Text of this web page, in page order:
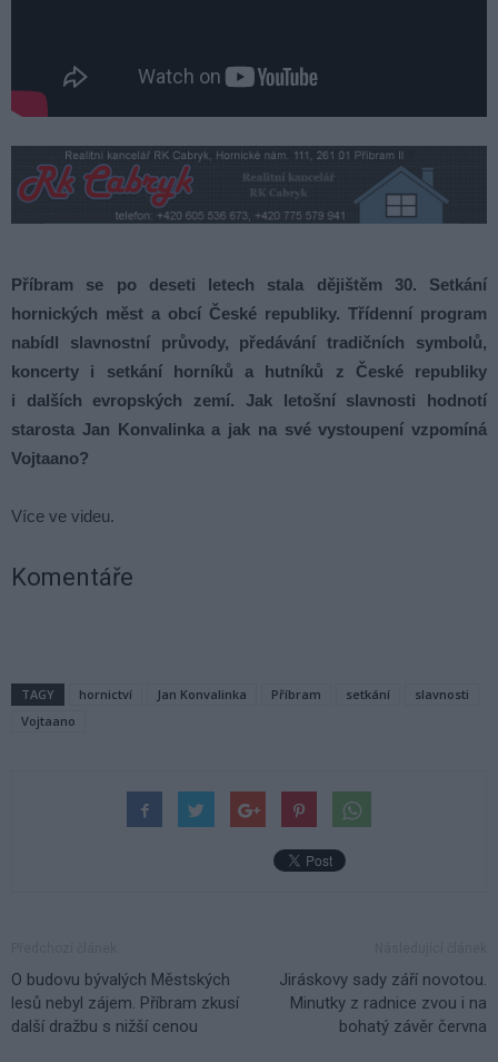
Příbram se po deseti letech stala dějištěm 30. Setkání
hornických měst a obcí České republiky. Třídenní program
nabídl slavnostní průvody, předávání tradičních symbolů,
koncerty i setkání horníků a hutníků z České republiky
i dalších evropských zemí. Jak letošní slavnosti hodnotí
starosta Jan Konvalinka a jak na své vystoupení vzpomíná
Vojtaano?
Více ve videu.
Komentáře
TAGY hornictví Jan Konvalinka Příbram setkání
slavnosti
Vojtaano
O budovu bývalých Městských
lesů nebyl zájem. Příbram zkusí
další dražbu s nižší cenou
Jiráskovy sady září novotou.
Minutky z radnice zvou i na
bohatý závěr června